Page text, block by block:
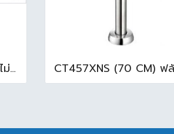
BT216PP(H) อ่างอาบน้ำ ไม่มีมือจับพร้อมสะดือ ( 70x1.60x.39 cm ) สีขาว